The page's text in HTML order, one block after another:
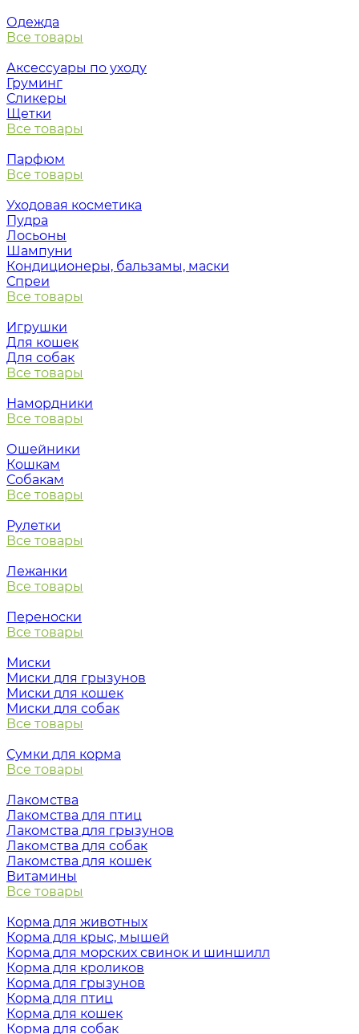
Одежда
Все товары
Аксессуары по уходу
Груминг
Сликеры
Щетки
Все товары
Парфюм
Все товары
Уходовая косметика
Пудра
Лосьоны
Шампуни
Кондиционеры, бальзамы, маски
Спреи
Все товары
Игрушки
Для кошек
Для собак
Все товары
Намордники
Все товары
Ошейники
Кошкам
Собакам
Все товары
Рулетки
Все товары
Лежанки
Все товары
Переноски
Все товары
Миски
Миски для грызунов
Миски для кошек
Миски для собак
Все товары
Сумки для корма
Все товары
Лакомства
Лакомства для птиц
Лакомства для грызунов
Лакомства для собак
Лакомства для кошек
Витамины
Все товары
Корма для животных
Корма для крыс, мышей
Корма для морских свинок и шиншилл
Корма для кроликов
Корма для грызунов
Корма для птиц
Корма для кошек
Корма для собак